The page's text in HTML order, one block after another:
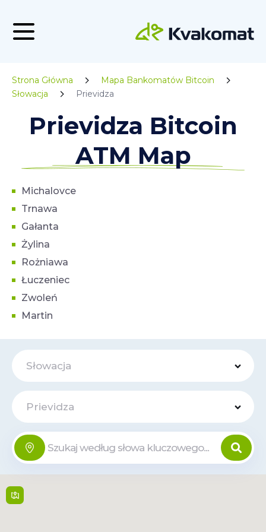
Strona Główna
Mapa Bankomatów Bitcoin
Słowacja
Prievidza
Prievidza Bitcoin
ATM Map
Michalovce
Trnawa
Gałanta
Żylina
Rożniawa
Łuczeniec
Zwoleń
Martin
Słowacja
Prievidza